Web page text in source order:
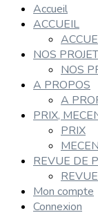
Accueil
ACCUEIL
NOS
NOS
A PROPOS
A
PRIX,
PRIX
REVUE DE
Mon compte
Connexion